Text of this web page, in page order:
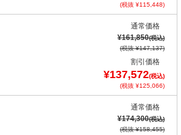
(税抜 ¥115,448)
通常価格
¥161,850(税込)
(税抜 ¥147,137)
割引価格
¥137,572(税込)
(税抜 ¥125,066)
通常価格
¥174,300(税込)
(税抜 ¥158,455)